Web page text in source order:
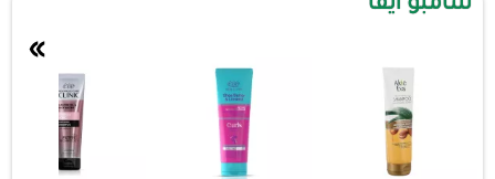
شامبو ايفا
»